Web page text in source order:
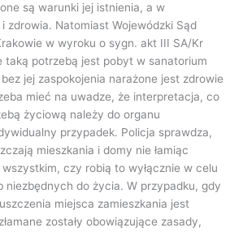
są warunki jej istnienia, a w
zdrowia. Natomiast Wojewódzki Sąd
w wyroku o sygn. akt III SA/Kr
taką potrzebą jest pobyt w sanatorium
jej zaspokojenia narażone jest zdrowie
mieć na uwadze, że interpretacja, co
życiową należy do organu
przypadek. Policja sprawdza,
mieszkania i domy nie łamiąc
czy robią to wyłącznie w celu
niezbędnych do życia. W przypadku, gdy
miejsca zamieszkania jest
zostały obowiązujące zasady,